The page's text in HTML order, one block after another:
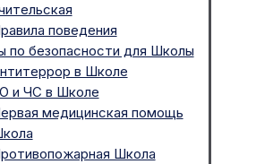
поведения
по безопасности для Школы
в Школе
и ЧС в Школе
медицинская помощь
Школа